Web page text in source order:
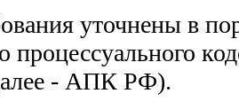
уточнены в
процессуального
- АПК РФ).